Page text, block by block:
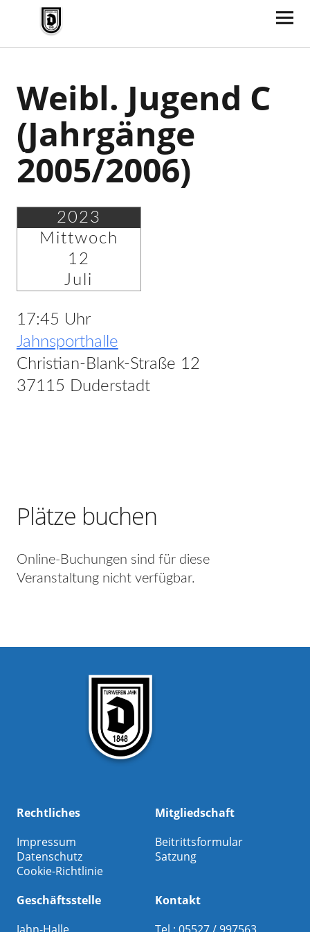
TV Jahn Duderstadt
Weibl. Jugend C
(Jahrgänge
2005/2006)
2023
Mittwoch
12
Juli
17:45 Uhr
Jahnsporthalle
Christian-Blank-Straße 12
37115 Duderstadt
Plätze buchen
Online-Buchungen sind für diese
Veranstaltung nicht verfügbar.
Rechtliches
Impressum
Datenschutz
Cookie-Richtlinie
Mitgliedschaft
Beitrittsformular
Satzung
Geschäftsstelle
Kontakt